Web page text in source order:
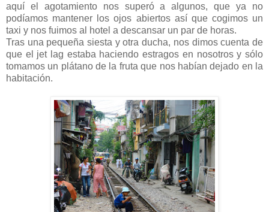
aquí el agotamiento nos superó a algunos, que ya no
podíamos mantener los ojos abiertos así que cogimos un
taxi y nos fuimos al hotel a descansar un par de horas.
Tras una pequeña siesta y otra ducha, nos dimos cuenta de
que el jet lag estaba haciendo estragos en nosotros y sólo
tomamos un plátano de la fruta que nos habían dejado en la
habitación.